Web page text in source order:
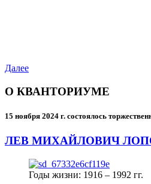
Далее
О КВАНТОРИУМЕ
15 ноября 2024 г. состоялось
ЛЕВ МИХАЙЛОВИЧ
Годы жизни: 1916 – 1992 гг.